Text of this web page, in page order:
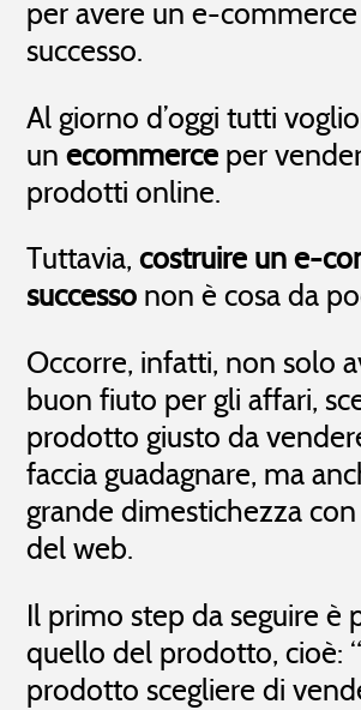
Non tutti i servizi sono operativi,
Non tutti i servizi sono operativi,
Gestionale imprese
Gestionale per Ristorante
Non hai trovato ciò che ti
Business start pack
per avere un e-
successo.
Al giorno d’oggi tutti
un ecommerce per
prodotti online.
Tuttavia,costruire un e-
successo non è cosa da
Occorre, infatti, non solo
buon fiuto per gli affari,
prodotto giusto da
faccia guadagnare, ma
grande dimestichezza
del web.
Il primo step da seguire è
quello del prodotto, cioè:
prodotto scegliere di